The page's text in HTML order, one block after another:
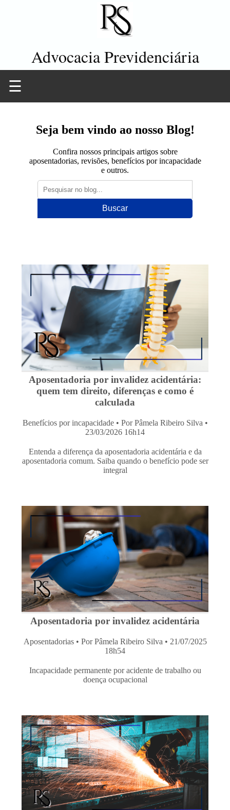
Advocacia Previdenciária
☰
Seja bem vindo ao nosso Blog!
Confira nossos principais artigos sobre
aposentadorias, revisões, benefícios por incapacidade
e outros.
Buscar
Aposentadoria por invalidez acidentária:
quem tem direito, diferenças e como é
calculada
Benefícios por incapacidade • Por Pâmela Ribeiro Silva •
23/03/2026 16h14
Entenda a diferença da aposentadoria acidentária e da
aposentadoria comum. Saiba quando o benefício pode ser
integral
Aposentadoria por invalidez acidentária
Aposentadorias • Por Pâmela Ribeiro Silva • 21/07/2025
18h54
Incapacidade permanente por acidente de trabalho ou
doença ocupacional